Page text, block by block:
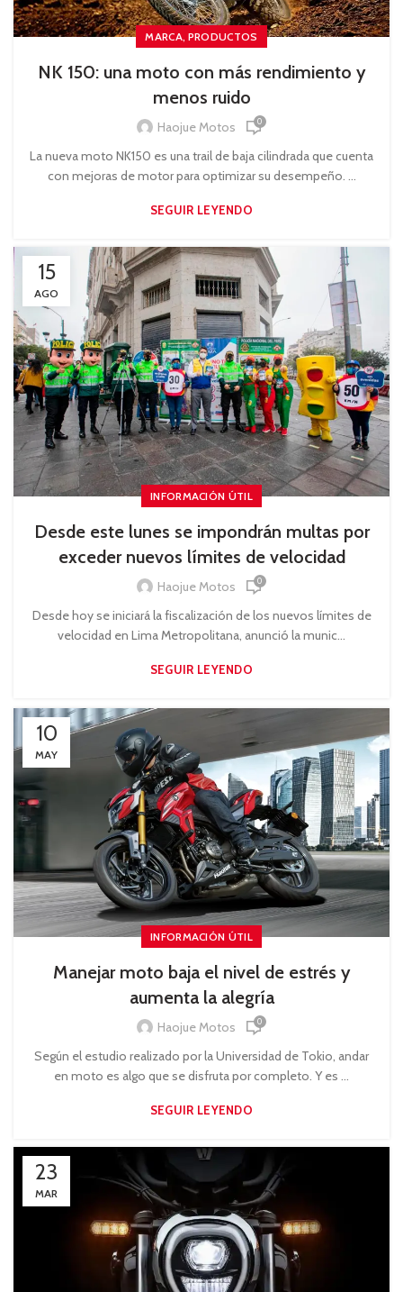
MARCA, PRODUCTOS
NK 150: una moto con más rendimiento y
menos ruido
Haojue Motos 0
La nueva moto NK150 es una trail de baja cilindrada que cuenta
con mejoras de motor para optimizar su desempeño. ...
SEGUIR LEYENDO
15
AGO
INFORMACIÓN ÚTIL
Desde este lunes se impondrán multas por
exceder nuevos límites de velocidad
Haojue Motos 0
Desde hoy se iniciará la fiscalización de los nuevos límites de
velocidad en Lima Metropolitana, anunció la munic...
SEGUIR LEYENDO
10
MAY
INFORMACIÓN ÚTIL
Manejar moto baja el nivel de estrés y
aumenta la alegría
Haojue Motos 0
Según el estudio realizado por la Universidad de Tokio, andar
en moto es algo que se disfruta por completo. Y es ...
SEGUIR LEYENDO
23
MAR